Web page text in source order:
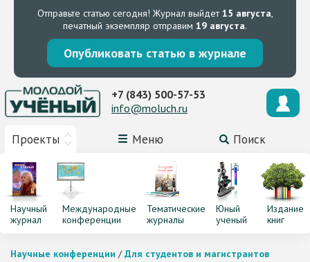
Отправьте статью сегодня! Журнал выйдет15 августа,
печатный экземпляр отправим 19 августа.
Опубликовать статью в журнале
Проекты Меню Поиск
+7 (843) 500-57-53
info@moluch.ru
Научный
журнал
Международные
конференции
Тематические
журналы
Юный
ученый
Издание
книг
Научные конференции /Для студентов и магистрантов